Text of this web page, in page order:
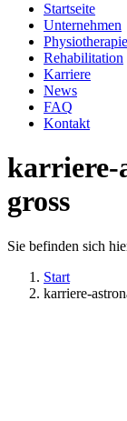
Startseite
Unternehmen
Physiotherapie
Rehabilitation
Karriere
News
FAQ
Kontakt
karriere-
gross
Sie befinden sich
Start
karriere-